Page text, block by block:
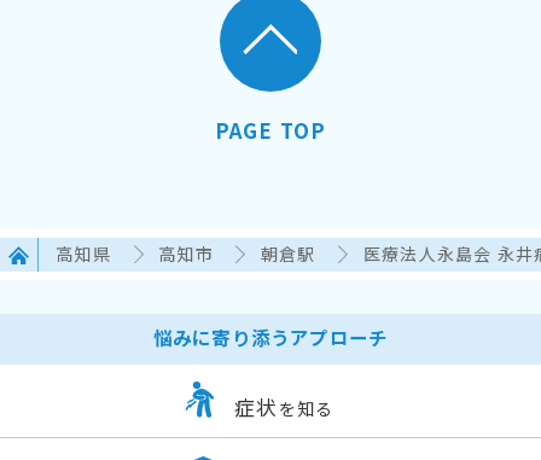
PAGE TOP
高知県 高知市 朝倉駅 医療法人永島会 永井
悩みに寄り添うアプローチ
症状 を知る